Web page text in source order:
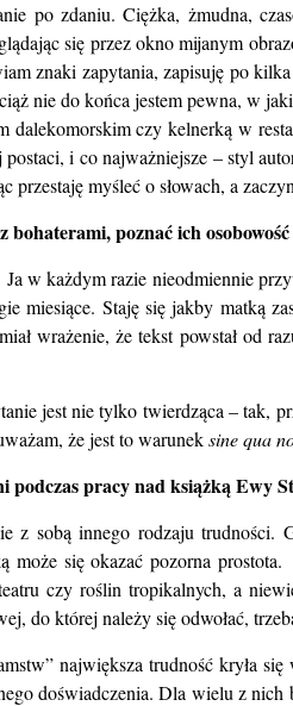
po zdaniu. Ciężka, żmudna,
się przez okno mijanym
znaki zapytania, zapisuję po
nie do końca jestem pewna, w
dalekomorskim czy kelnerką w
i co najważniejsze – styl
przestaję myśleć o słowach, a
bohaterami, poznać ich
Ja w każdym razie nieodmiennie
miesiące. Staję się jakby matką
wrażenie, że tekst powstał od
jest nie tylko twierdząca – tak,
że jest to waruneksine qua
podczas pracy nad książką Ewy
z sobą innego rodzaju
może się okazać pozorna
czy roślin tropikalnych, a
do której należy się odwołać,
największa trudność kryła
doświadczenia. Dla wielu z